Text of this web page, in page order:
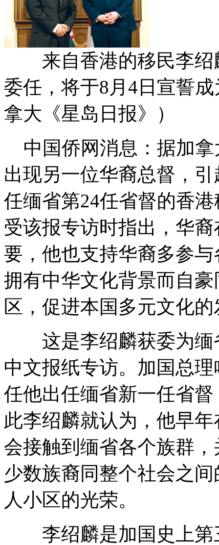
来自香港的移民李绍
委任，将于8月4日宣誓
拿大《星岛日报》）
中国侨网消息：据加拿
出现另一位华裔总督，
任缅省第24任省督的香
受该报专访时指出，华
要，他也支持华裔多参
拥有中华文化背景而自
区，促进本国多元文化
这是李绍麟获委为缅
中文报纸专访。加国总理
任他出任缅省新一任省
此李绍麟就认为，他早
会接触到缅省各个族群
少数族裔同整个社会之
人小区的光荣。
李绍麟是加国史上第